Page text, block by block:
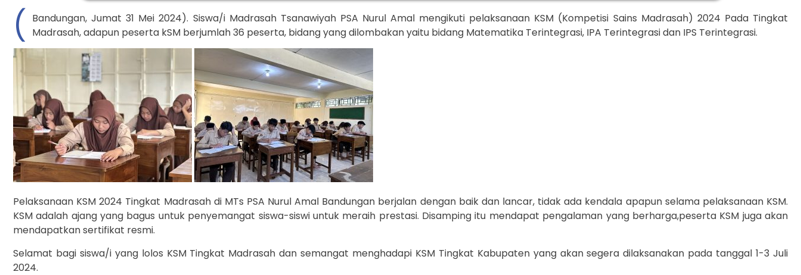
(
Bandungan, Jumat 31 Mei 2024). Siswa/i Madrasah Tsanawiyah PSA Nurul Amal mengikuti pelaksanaan KSM (Kompetisi Sains Madrasah) 2024 Pada Tingkat
Madrasah, adapun peserta kSM berjumlah 36 peserta, bidang yang dilombakan yaitu bidang Matematika Terintegrasi, IPA Terintegrasi dan IPS Terintegrasi.
Pelaksanaan KSM 2024 Tingkat Madrasah di MTs PSA Nurul Amal Bandungan berjalan dengan baik dan lancar, tidak ada kendala apapun selama pelaksanaan KSM.
KSM adalah ajang yang bagus untuk penyemangat siswa-siswi untuk meraih prestasi. Disamping itu mendapat pengalaman yang berharga,peserta KSM juga akan
mendapatkan sertifikat resmi.
Selamat bagi siswa/i yang lolos KSM Tingkat Madrasah dan semangat menghadapi KSM Tingkat Kabupaten yang akan segera dilaksanakan pada tanggal 1-3 Juli
2024.